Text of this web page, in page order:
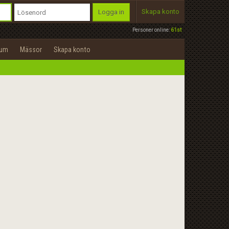
Personer online:61st
Logga in Skapa konto
Mässor Skapa konto